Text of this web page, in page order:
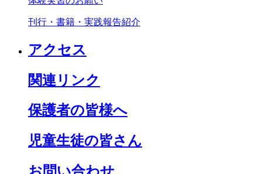
刊行・書籍・実践報告紹介
アクセス
関連リンク
保護者の皆様へ
児童生徒の皆さん